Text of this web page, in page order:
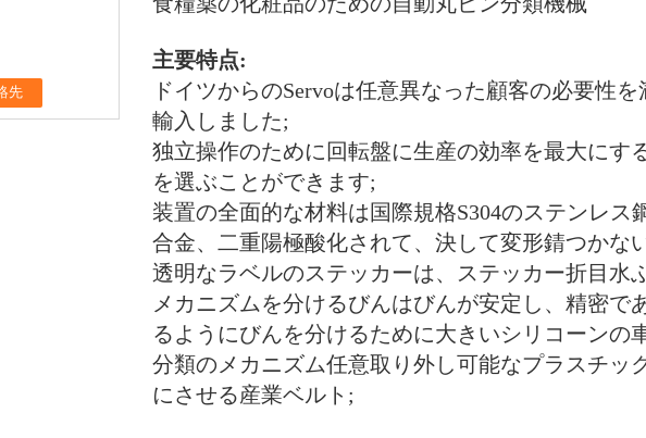
主要特点:
ドイツからのServoは任意異なった顧客の必要性
輸入しました;
独立操作のために回転盤に生産の効率を最大にす
を選ぶことができます;
装置の全面的な材料は国際規格S304のステンレス
合金、二重陽極酸化されて、決して変形錆つかな
透明なラベルのステッカーは、ステッカー折目水
メカニズムを分けるびんはびんが安定し、精密で
るようにびんを分けるために大きいシリコーンの
分類のメカニズム任意取り外し可能なプラスチッ
にさせる産業ベルト;